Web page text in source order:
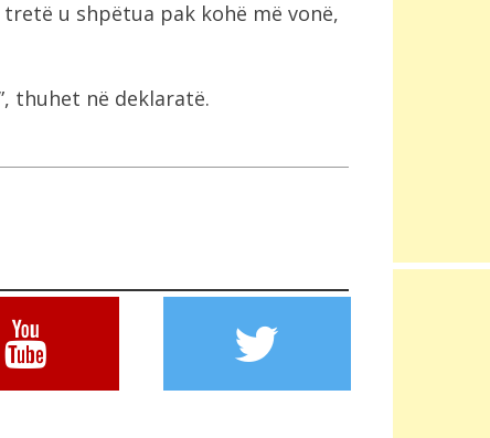
u shpëtua pak kohë më vonë,
thuhet në deklaratë.